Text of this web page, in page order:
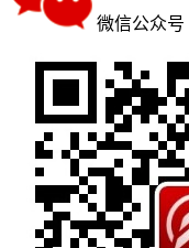
微信公众号